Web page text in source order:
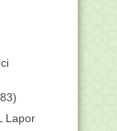
Lapor